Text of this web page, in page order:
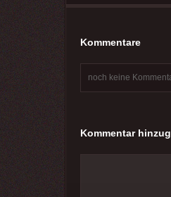
Kommentare
noch keine
Kommentar